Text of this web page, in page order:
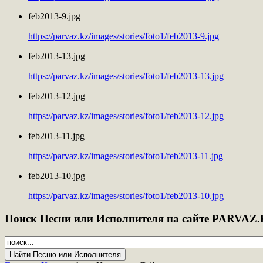
feb2013-9.jpg
https://parvaz.kz/images/stories/foto1/feb2013-9.jpg
feb2013-13.jpg
https://parvaz.kz/images/stories/foto1/feb2013-13.jpg
feb2013-12.jpg
https://parvaz.kz/images/stories/foto1/feb2013-12.jpg
feb2013-11.jpg
https://parvaz.kz/images/stories/foto1/feb2013-11.jpg
feb2013-10.jpg
https://parvaz.kz/images/stories/foto1/feb2013-10.jpg
Поиск Песни или Исполнителя на сайте